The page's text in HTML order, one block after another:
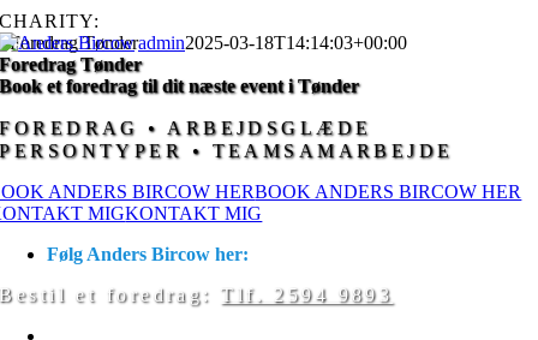
Skip
to
content
CHARITY:
Foredrag Tønderadmin2025-03-18T14:14:03+00:00
Foredrag Tønder
Book et foredrag til dit næste event i Tønder
FOREDRAG • ARBEJDSGLÆDE
PERSONTYPER • TEAMSAMARBEJDE
ANDERS BIRCOW HERBOOK ANDERS BIRCOW HER
MIGKONTAKT MIG
Følg Anders Bircow her:
Bestil et foredrag:Tlf. 2594 9893